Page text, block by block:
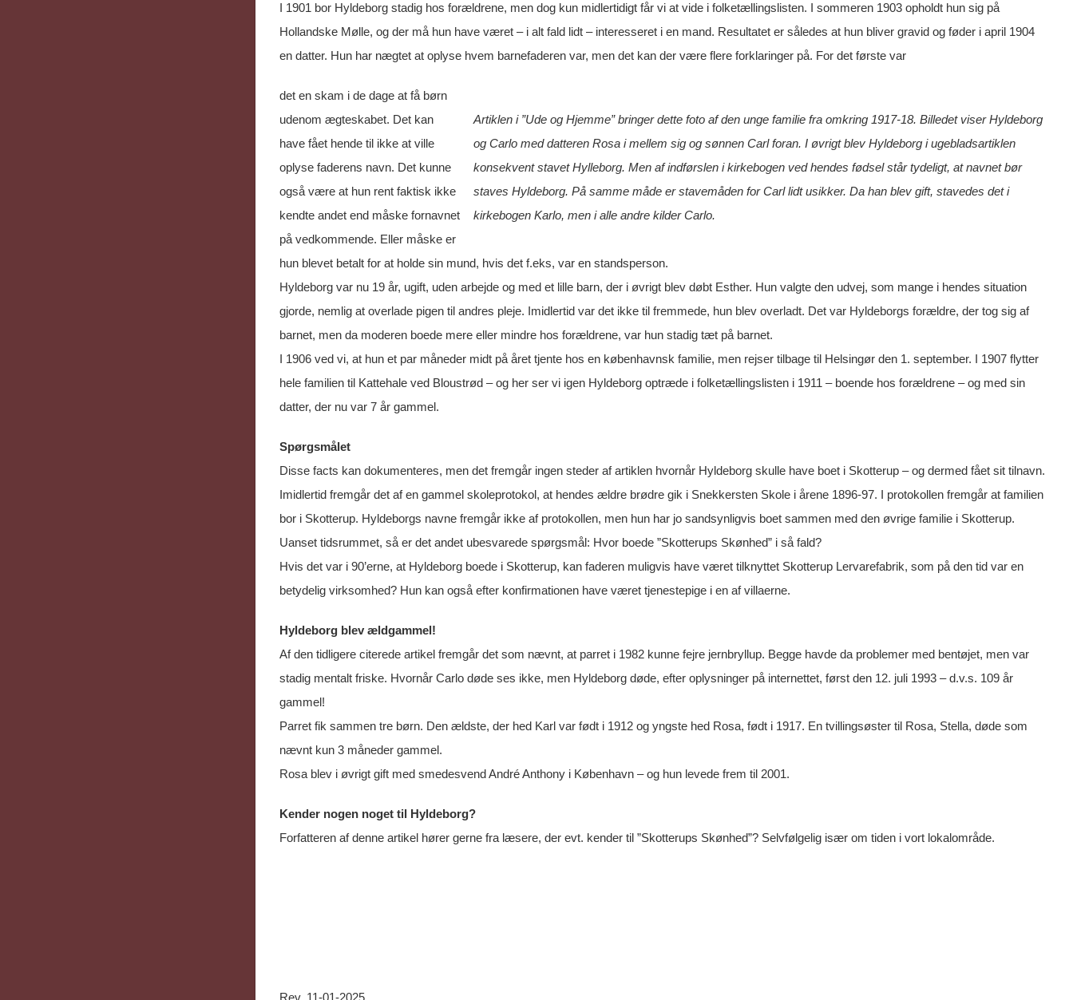
I 1901 bor Hyldeborg stadig hos forældrene, men dog kun midlertidigt får vi at vide i folketællingslisten. I sommeren 1903 opholdt hun sig på
Hollandske Mølle, og der må hun have været – i alt fald lidt – interesseret i en mand. Resultatet er således at hun bliver gravid og føder i april 1904
en datter. Hun har nægtet at oplyse hvem barnefaderen var, men det kan der være flere forklaringer på. For det første var
Artiklen i ”Ude og Hjemme” bringer dette foto af den unge familie fra omkring 1917-18. Billedet viser Hyldeborg
og Carlo med datteren Rosa i mellem sig og sønnen Carl foran. I øvrigt blev Hyldeborg i ugebladsartiklen
konsekvent stavet Hylleborg. Men af indførslen i kirkebogen ved hendes fødsel står tydeligt, at navnet bør
staves Hyldeborg. På samme måde er stavemåden for Carl lidt usikker. Da han blev gift, stavedes det i
kirkebogen Karlo, men i alle andre kilder Carlo.
det en skam i de dage at få børn
udenom ægteskabet. Det kan
have fået hende til ikke at ville
oplyse faderens navn. Det kunne
også være at hun rent faktisk ikke
kendte andet end måske fornavnet
på vedkommende. Eller måske er
hun blevet betalt for at holde sin mund, hvis det f.eks, var en standsperson.
Hyldeborg var nu 19 år, ugift, uden arbejde og med et lille barn, der i øvrigt blev døbt Esther. Hun valgte den udvej, som mange i hendes situation
gjorde, nemlig at overlade pigen til andres pleje. Imidlertid var det ikke til fremmede, hun blev overladt. Det var Hyldeborgs forældre, der tog sig af
barnet, men da moderen boede mere eller mindre hos forældrene, var hun stadig tæt på barnet.
I 1906 ved vi, at hun et par måneder midt på året tjente hos en københavnsk familie, men rejser tilbage til Helsingør den 1. september. I 1907 flytter
hele familien til Kattehale ved Bloustrød – og her ser vi igen Hyldeborg optræde i folketællingslisten i 1911 – boende hos forældrene – og med sin
datter, der nu var 7 år gammel.
Spørgsmålet
Disse facts kan dokumenteres, men det fremgår ingen steder af artiklen hvornår Hyldeborg skulle have boet i Skotterup – og dermed fået sit tilnavn.
Imidlertid fremgår det af en gammel skoleprotokol, at hendes ældre brødre gik i Snekkersten Skole i årene 1896-97. I protokollen fremgår at familien
bor i Skotterup. Hyldeborgs navne fremgår ikke af protokollen, men hun har jo sandsynligvis boet sammen med den øvrige familie i Skotterup.
Uanset tidsrummet, så er det andet ubesvarede spørgsmål: Hvor boede ”Skotterups Skønhed” i så fald?
Hvis det var i 90’erne, at Hyldeborg boede i Skotterup, kan faderen muligvis have været tilknyttet Skotterup Lervarefabrik, som på den tid var en
betydelig virksomhed? Hun kan også efter konfirmationen have været tjenestepige i en af villaerne.
Hyldeborg blev ældgammel!
Af den tidligere citerede artikel fremgår det som nævnt, at parret i 1982 kunne fejre jernbryllup. Begge havde da problemer med bentøjet, men var
stadig mentalt friske. Hvornår Carlo døde ses ikke, men Hyldeborg døde, efter oplysninger på internettet, først den 12. juli 1993 – d.v.s. 109 år
gammel!
Parret fik sammen tre børn. Den ældste, der hed Karl var født i 1912 og yngste hed Rosa, født i 1917. En tvillingsøster til Rosa, Stella, døde som
nævnt kun 3 måneder gammel.
Rosa blev i øvrigt gift med smedesvend André Anthony i København – og hun levede frem til 2001.
Kender nogen noget til Hyldeborg?
Forfatteren af denne artikel hører gerne fra læsere, der evt. kender til ”Skotterups Skønhed”? Selvfølgelig især om tiden i vort lokalområde.
Rev. 11-01-2025